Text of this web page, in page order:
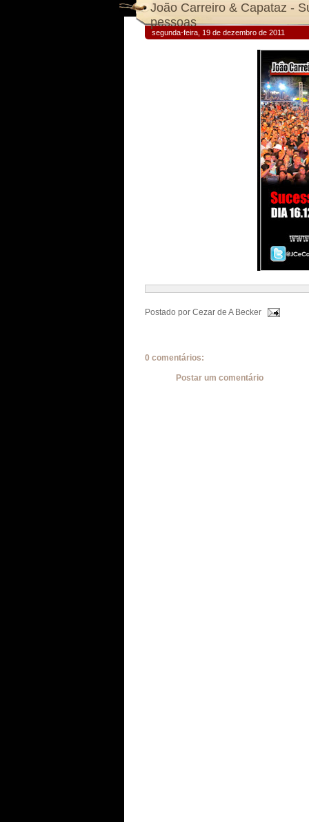
João Carreiro & Capataz -
pessoas
segunda-feira, 19 de dezembro de 2011
Postado por Cezar de A Becker
0 comentários:
Postar um comentário